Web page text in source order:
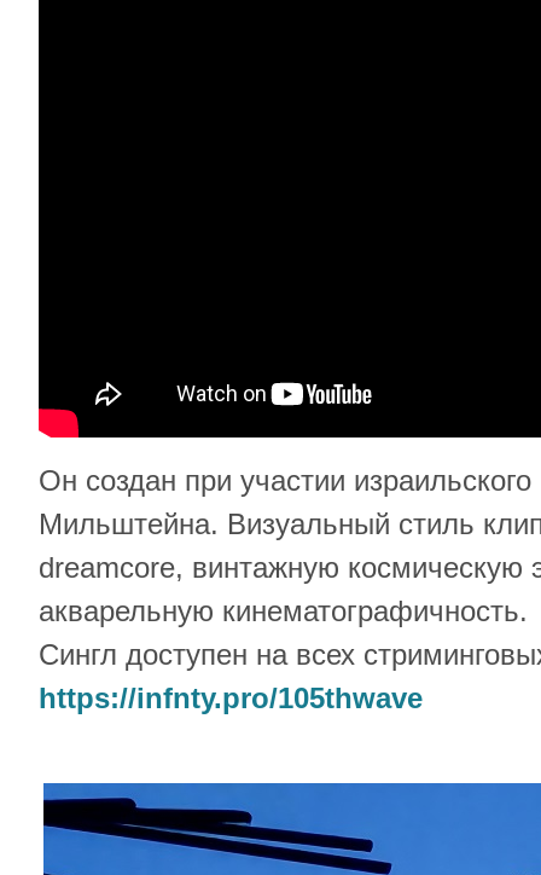
Он создан при участии
Мильштейна. Визуальный стиль
dreamcore, винтажную космическую
акварельную кинематографичность.
Сингл доступен на всех
https://infnty.pro/105thwave